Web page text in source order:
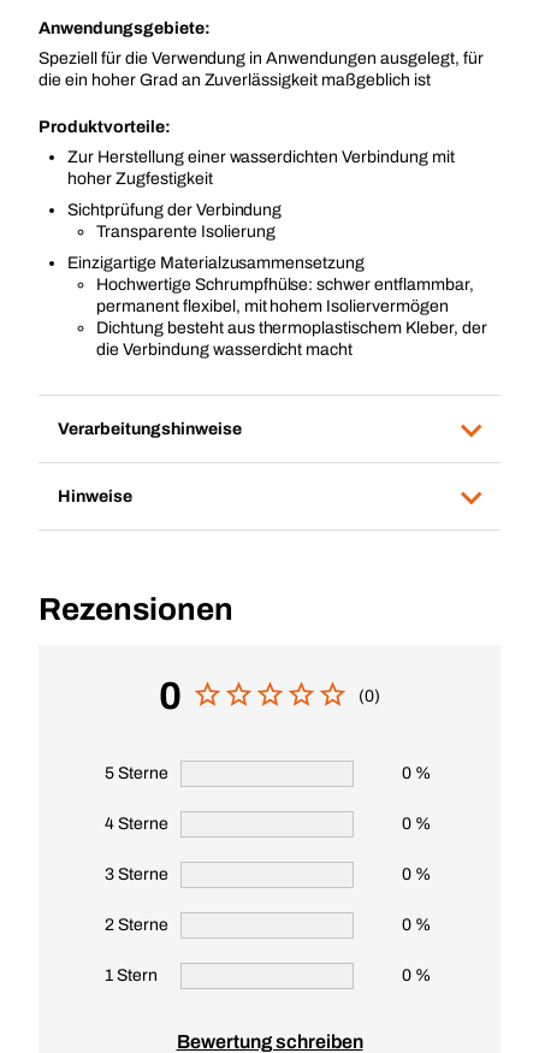
Anwendungsgebiete:
Speziell für die Verwendung in Anwendungen ausgelegt, für
die ein hoher Grad an Zuverlässigkeit maßgeblich ist
Produktvorteile:
Zur Herstellung einer wasserdichten Verbindung mit
hoher Zugfestigkeit
Sichtprüfung der Verbindung
Transparente Isolierung
Einzigartige Materialzusammensetzung
Hochwertige Schrumpfhülse: schwer entflammbar,
permanent flexibel, mit hohem Isoliervermögen
Dichtung besteht aus thermoplastischem Kleber, der
die Verbindung wasserdicht macht
Verarbeitungshinweise
Hinweise
Rezensionen
0 (0)
5 Sterne 0 %
4 Sterne 0 %
3 Sterne 0 %
2 Sterne 0 %
1 Stern 0 %
Bewertung schreiben